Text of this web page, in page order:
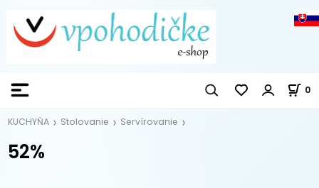
0
KUCHYŇA Stolovanie Servírovanie
52%